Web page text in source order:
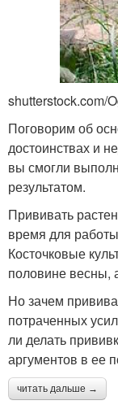
shutterstock.com/
Поговорим об
достоинствах и
вы смогли
результатом.
Прививать
время для
Косточковые
половине весны,
Но зачем
потраченных
ли делать
аргументов в ее
читать дальше →